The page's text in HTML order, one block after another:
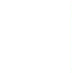
Agenda de
Plenos